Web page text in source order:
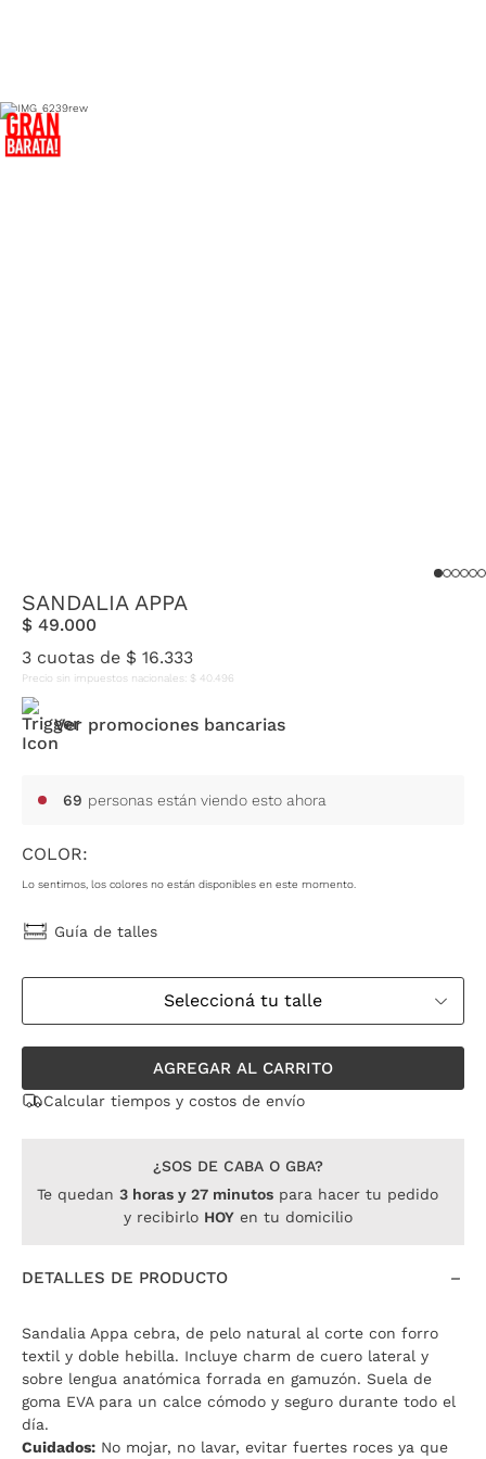
SANDALIA APPA
$ 49.000
3 cuotas de $ 16.333
Precio sin impuestos nacionales: $ 40 496
Ver promociones bancarias
69 personas están viendo esto ahora
COLOR:
Lo sentimos, los colores no están disponibles en este momento.
Guía de talles
Seleccioná tu talle
AGREGAR AL CARRITO
Calcular tiempos y costos de envío
¿SOS DE CABA O GBA?
Te quedan 3 horas y 27 minutos para hacer tu pedido
y recibirlo HOYen tu domicilio
DETALLES DE PRODUCTO
Sandalia Appa cebra, de pelo natural al corte con forro
textil y doble hebilla. Incluye charm de cuero lateral y
sobre lengua anatómica forrada en gamuzón. Suela de
goma EVA para un calce cómodo y seguro durante todo el
día.
Cuidados: No mojar, no lavar, evitar fuertes roces ya que